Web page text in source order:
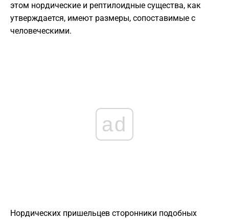
этом нордические и рептилоидные существа, как
утверждается, имеют размеры, сопоставимые с
человеческими.
ad
Нордических пришельцев сторонники подобных